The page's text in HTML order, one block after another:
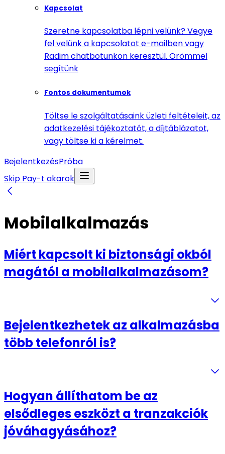
Kapcsolat
Szeretne kapcsolatba lépni velünk? Vegye
fel velünk a kapcsolatot e-mailben vagy
Radim chatbotunkon keresztül. Örömmel
segítünk
Fontos dokumentumok
Töltse le szolgáltatásaink üzleti feltételeit, az
adatkezelési tájékoztatót, a díjtáblázatot,
vagy töltse ki a kérelmet.
BejelentkezésPróba
Skip Pay-t akarok
Mobilalkalmazás
Miért kapcsolt ki biztonsági okból
magától a mobilalkalmazásom?
Bejelentkezhetek az alkalmazásba
több telefonról is?
Hogyan állíthatom be az
elsődleges eszközt a tranzakciók
jóváhagyásához?